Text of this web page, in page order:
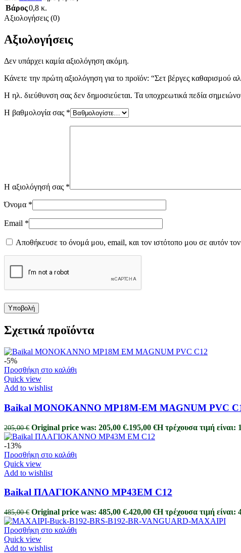
Βάρος0,8 κ.
Αξιολογήσεις (0)
Αξιολογήσεις
Δεν υπάρχει καμία αξιολόγηση ακόμη.
Κάνετε την πρώτη αξιολόγηση για το προϊόν: “Σετ βέργες καθαρισμού
Η ηλ. διεύθυνση σας δεν δημοσιεύεται. Τα υποχρεωτικά πεδία
Η βαθμολογία σας *
Η αξιολόγησή σας *
Όνομα *
Email *
Αποθήκευσε το όνομά μου, email, και τον ιστότοπο μου σε αυτόν
Σχετικά προϊόντα
-5%
Προσθήκη στο καλάθι
Quick view
Add to wishlist
Baikal ΜΟΝΟΚΑΝΝΟ MP18M-EM MAGNUM PVC
205,00€ Original price was: 205,00 €.195,00 €Η τρέχουσα τιμή είναι:
-13%
Προσθήκη στο καλάθι
Quick view
Add to wishlist
Baikal ΠΛΑΓΙΟΚΑΝΝΟ MP43ΕΜ C12
485,00€ Original price was: 485,00 €.420,00 €Η τρέχουσα τιμή είναι:
Προσθήκη στο καλάθι
Quick view
Add to wishlist